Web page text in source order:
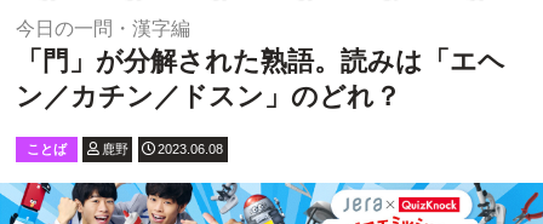
今日の一問・漢字編
「門」が分解された熟語。読みは「エヘ
ン／カチン／ドスン」のどれ？
ことば 鹿野 2023.06.08